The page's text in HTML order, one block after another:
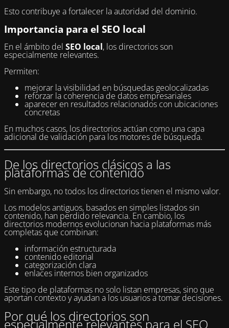
Esto contribuye a fortalecer la autoridad del dominio.
Importancia para el SEO local
En el ámbito del SEO local, los directorios son
especialmente relevantes.
Permiten:
mejorar la visibilidad en búsquedas geolocalizadas
reforzar la coherencia de datos empresariales
aparecer en resultados relacionados con ubicaciones
concretas
En muchos casos, los directorios actúan como una capa
adicional de validación para los motores de búsqueda.
De los directorios clásicos a las
plataformas de contenido
Sin embargo, no todos los directorios tienen el mismo valor.
Los modelos antiguos, basados en simples listados sin
contenido, han perdido relevancia. En cambio, los
directorios modernos evolucionan hacia plataformas más
completas que combinan:
información estructurada
contenido editorial
categorización clara
enlaces internos bien organizados
Este tipo de plataformas no solo listan empresas, sino que
aportan contexto y ayudan a los usuarios a tomar decisiones.
Por qué los directorios son
especialmente relevantes para el SEO